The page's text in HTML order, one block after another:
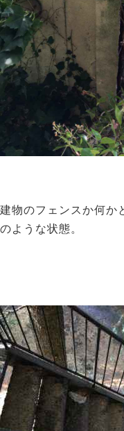
建物のフェンスか何か
のような状態。